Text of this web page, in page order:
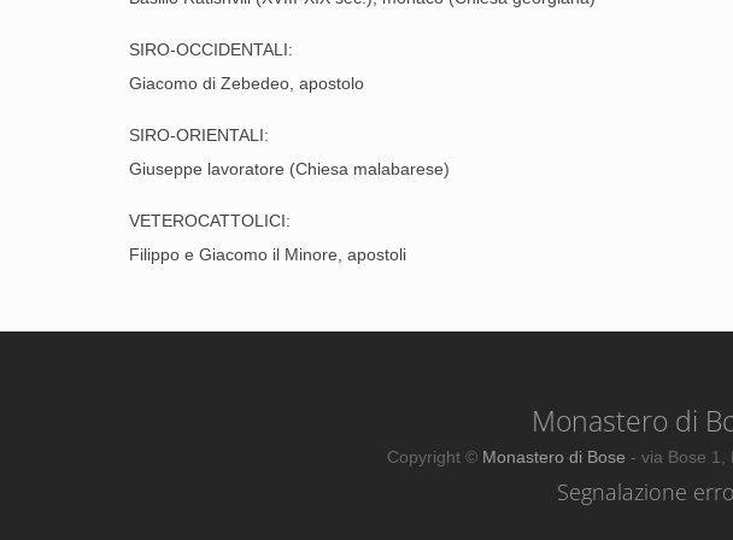
SIRO-OCCIDENTALI:
Giacomo di Zebedeo, apostolo
SIRO-ORIENTALI:
Giuseppe lavoratore (Chiesa malabarese)
VETEROCATTOLICI:
Filippo e Giacomo il Minore, apostoli
Monastero di
Copyright © Monastero di Bose - via Bose 1,
Segnalazione